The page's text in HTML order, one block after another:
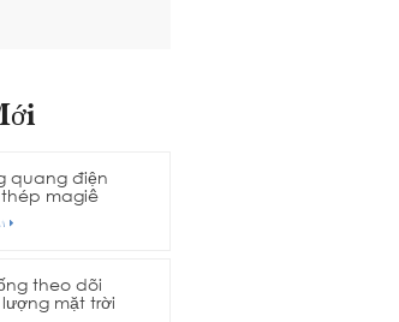
quang điện
magiê
theo dõi
mặt trời